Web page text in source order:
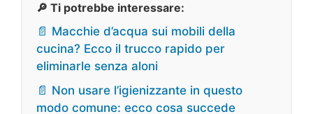
🔎 Ti potrebbe interessare:
📄 Macchie d’acqua sui mobili della
cucina? Ecco il trucco rapido per
eliminarle senza aloni
📄 Non usare l’igienizzante in questo
modo comune: ecco cosa succede